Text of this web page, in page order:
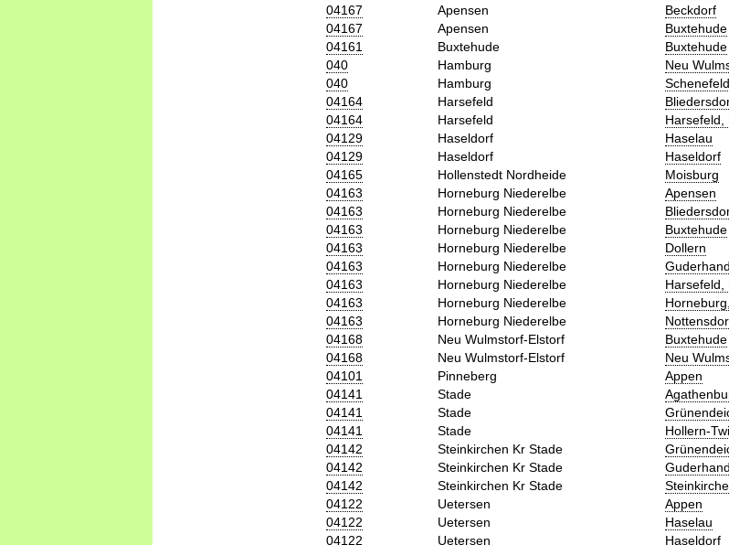
04167
Apensen
Beckdorf
04167
Apensen
Buxtehude
04161
Buxtehude
Buxtehude
040
Hamburg
Neu
040
Hamburg
Schenefeld
04164
Harsefeld
04164
Harsefeld
Harsefeld,
04129
Haseldorf
Haselau
04129
Haseldorf
Haseldorf
04165
Hollenstedt Nordheide
Moisburg
04163
Horneburg Niederelbe
Apensen
04163
Horneburg Niederelbe
04163
Horneburg Niederelbe
Buxtehude
04163
Horneburg Niederelbe
Dollern
04163
Horneburg Niederelbe
04163
Horneburg Niederelbe
Harsefeld,
04163
Horneburg Niederelbe
04163
Horneburg Niederelbe
04168
Neu Wulmstorf-Elstorf
Buxtehude
04168
Neu Wulmstorf-Elstorf
Neu
04101
Pinneberg
Appen
04141
Stade
04141
Stade
04141
Stade
Hollern-
04142
Steinkirchen Kr Stade
04142
Steinkirchen Kr Stade
04142
Steinkirchen Kr Stade
04122
Uetersen
Appen
04122
Uetersen
Haselau
04122
Uetersen Haseldorf